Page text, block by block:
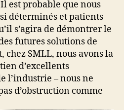
est probable que nous
déterminés et patients
s’agira de démontrer le
futures solutions de
chez SMLL, nous avons la
d’excellents
l’industrie – nous ne
d’obstruction comme